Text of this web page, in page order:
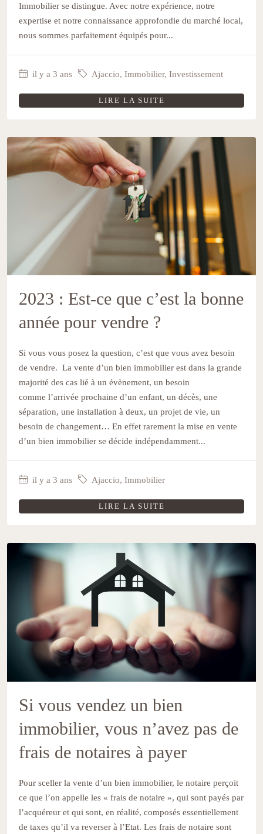
Immobilier se distingue. Avec notre expérience, notre
expertise et notre connaissance approfondie du marché local,
nous sommes parfaitement équipés pour...
il y a 3 ans Ajaccio, Immobilier, Investissement
LIRE LA SUITE
2023 : Est-ce que c’est la bonne
année pour vendre ?
Si vous vous posez la question, c’est que vous avez besoin
de vendre. La vente d’un bien immobilier est dans la grande
majorité des cas lié à un évènement, un besoin
comme l’arrivée prochaine d’un enfant, un décès, une
séparation, une installation à deux, un projet de vie, un
besoin de changement… En effet rarement la mise en vente
d’un bien immobilier se décide indépendamment...
il y a 3 ans Ajaccio, Immobilier
LIRE LA SUITE
Si vous vendez un bien
immobilier, vous n’avez pas de
frais de notaires à payer
Pour sceller la vente d’un bien immobilier, le notaire perçoit
ce que l’on appelle les « frais de notaire », qui sont payés par
l’acquéreur et qui sont, en réalité, composés essentiellement
de taxes qu’il va reverser à l’Etat. Les frais de notaire sont